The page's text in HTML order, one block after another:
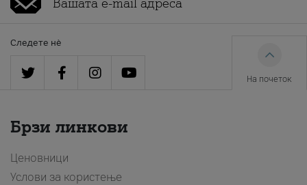
Следете нè
На почеток
Брзи линкови
Ценовници
Услови за користење